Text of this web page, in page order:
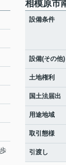
相模原市
設備条件
設備(その他)
土地権利
国土法届出
用途地域
取引態様
引渡し